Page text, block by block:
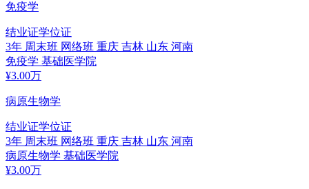
免疫学
结业证学位证
3年 周末班 网络班 重庆 吉林 山东 河南
免疫学 基础医学院
¥3.00万
病原生物学
结业证学位证
3年 周末班 网络班 重庆 吉林 山东 河南
病原生物学 基础医学院
¥3.00万